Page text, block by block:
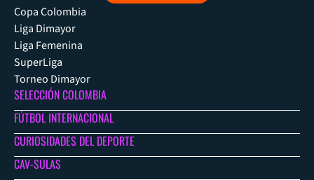
Copa Colombia
Liga Dimayor
Liga Femenina
SuperLiga
Torneo Dimayor
SELECCIÓN COLOMBIA
FÚTBOL INTERNACIONAL
CURIOSIDADES DEL DEPORTE
CAV-SULAS